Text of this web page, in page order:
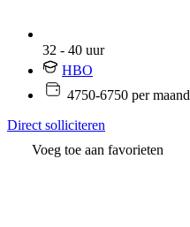
32 - 40 uur
HBO
4750-6750 per maand
Direct solliciteren
Voeg toe aan favorieten